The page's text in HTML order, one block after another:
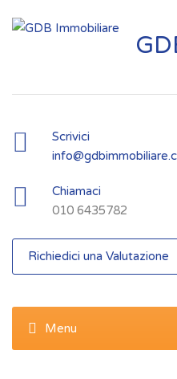
Scrivici
Chiamaci
010 6435782
Richiedici una Valutazione